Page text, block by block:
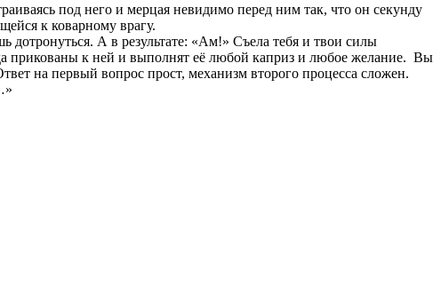
под него и мерцая невидимо перед ним так, что он секунду
к коварному врагу.
А в результате: «Ам!» Съела тебя и твои силы
прикованы к ней и выполнят её любой каприз и любое желание. Вы
на первый вопрос прост, механизм второго процесса сложен.